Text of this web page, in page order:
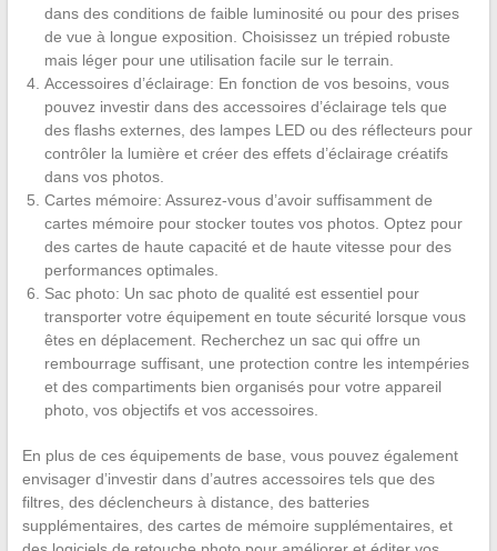
dans des conditions de faible luminosité ou pour des prises
de vue à longue exposition. Choisissez un trépied robuste
mais léger pour une utilisation facile sur le terrain.
Accessoires d’éclairage: En fonction de vos besoins, vous
pouvez investir dans des accessoires d’éclairage tels que
des flashs externes, des lampes LED ou des réflecteurs pour
contrôler la lumière et créer des effets d’éclairage créatifs
dans vos photos.
Cartes mémoire: Assurez-vous d’avoir suffisamment de
cartes mémoire pour stocker toutes vos photos. Optez pour
des cartes de haute capacité et de haute vitesse pour des
performances optimales.
Sac photo: Un sac photo de qualité est essentiel pour
transporter votre équipement en toute sécurité lorsque vous
êtes en déplacement. Recherchez un sac qui offre un
rembourrage suffisant, une protection contre les intempéries
et des compartiments bien organisés pour votre appareil
photo, vos objectifs et vos accessoires.
En plus de ces équipements de base, vous pouvez également
envisager d’investir dans d’autres accessoires tels que des
filtres, des déclencheurs à distance, des batteries
supplémentaires, des cartes de mémoire supplémentaires, et